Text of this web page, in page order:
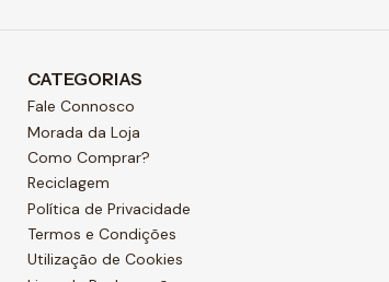
CATEGORIAS
Fale Connosco
Morada da Loja
Como Comprar?
Reciclagem
Política de Privacidade
Termos e Condições
Utilização de Cookies